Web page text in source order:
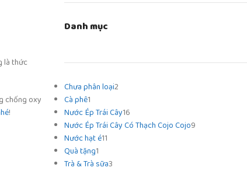
là thức
chống oxy
!
Danh mục
Chưa phân loại2
Cà phê1
Nước Ép Trái Cây16
Nước Ép Trái Cây Có Thạch Cojo Cojo9
Nước hạt é11
Quà tặng1
Trà & Trà sữa3